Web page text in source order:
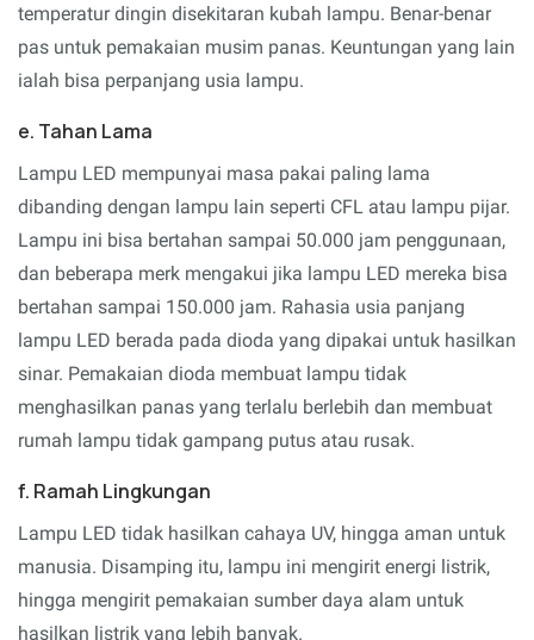
temperatur dingin disekitaran kubah lampu. Benar-benar
pas untuk pemakaian musim panas. Keuntungan yang lain
ialah bisa perpanjang usia lampu.
e. Tahan Lama
Lampu LED mempunyai masa pakai paling lama
dibanding dengan lampu lain seperti CFL atau lampu pijar.
Lampu ini bisa bertahan sampai 50.000 jam penggunaan,
dan beberapa merk mengakui jika lampu LED mereka bisa
bertahan sampai 150.000 jam. Rahasia usia panjang
lampu LED berada pada dioda yang dipakai untuk hasilkan
sinar. Pemakaian dioda membuat lampu tidak
menghasilkan panas yang terlalu berlebih dan membuat
rumah lampu tidak gampang putus atau rusak.
f. Ramah Lingkungan
Lampu LED tidak hasilkan cahaya UV, hingga aman untuk
manusia. Disamping itu, lampu ini mengirit energi listrik,
hingga mengirit pemakaian sumber daya alam untuk
hasilkan listrik yang lebih banyak.